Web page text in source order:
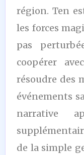
région. Ten
les forces
pas
coopérer
résoudre des
événements
narrative
de la simple